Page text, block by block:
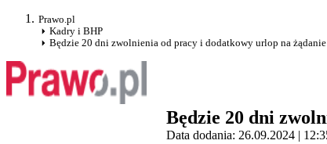
Prawo.pl
Kadry i BHP
Będzie 20 dni zwolnienia od pracy i dodatkowy urlop na żądanie
Będzie 20 dni
Data dodania: 26.09.2024 |